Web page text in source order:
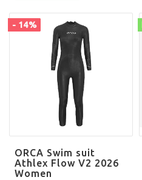
- 14%
ORCA Swim suit
Athlex Flow V2 2026
Women